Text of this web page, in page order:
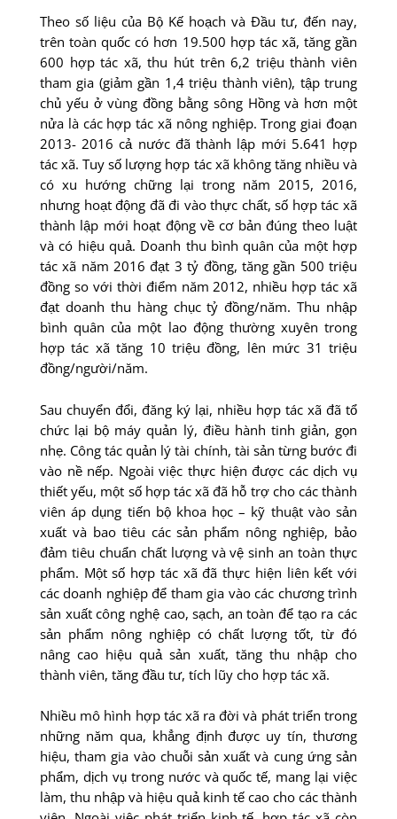
Theo số liệu của Bộ Kế hoạch và Đầu tư, đến nay,
trên toàn quốc có hơn 19.500 hợp tác xã, tăng gần
600 hợp tác xã, thu hút trên 6,2 triệu thành viên
tham gia (giảm gần 1,4 triệu thành viên), tập trung
chủ yếu ở vùng đồng bằng sông Hồng và hơn một
nửa là các hợp tác xã nông nghiệp. Trong giai đoạn
2013- 2016 cả nước đã thành lập mới 5.641 hợp
tác xã. Tuy số lượng hợp tác xã không tăng nhiều và
có xu hướng chững lại trong năm 2015, 2016,
nhưng hoạt động đã đi vào thực chất, số hợp tác xã
thành lập mới hoạt động về cơ bản đúng theo luật
và có hiệu quả. Doanh thu bình quân của một hợp
tác xã năm 2016 đạt 3 tỷ đồng, tăng gần 500 triệu
đồng so với thời điểm năm 2012, nhiều hợp tác xã
đạt doanh thu hàng chục tỷ đồng/năm. Thu nhập
bình quân của một lao động thường xuyên trong
hợp tác xã tăng 10 triệu đồng, lên mức 31 triệu
đồng/người/năm.
Sau chuyển đổi, đăng ký lại, nhiều hợp tác xã đã tổ
chức lại bộ máy quản lý, điều hành tinh giản, gọn
nhẹ. Công tác quản lý tài chính, tài sản từng bước đi
vào nề nếp. Ngoài việc thực hiện được các dịch vụ
thiết yếu, một số hợp tác xã đã hỗ trợ cho các thành
viên áp dụng tiến bộ khoa học – kỹ thuật vào sản
xuất và bao tiêu các sản phẩm nông nghiệp, bảo
đảm tiêu chuẩn chất lượng và vệ sinh an toàn thực
phẩm. Một số hợp tác xã đã thực hiện liên kết với
các doanh nghiệp để tham gia vào các chương trình
sản xuất công nghệ cao, sạch, an toàn để tạo ra các
sản phẩm nông nghiệp có chất lượng tốt, từ đó
nâng cao hiệu quả sản xuất, tăng thu nhập cho
thành viên, tăng đầu tư, tích lũy cho hợp tác xã.
Nhiều mô hình hợp tác xã ra đời và phát triển trong
những năm qua, khẳng định được uy tín, thương
hiệu, tham gia vào chuỗi sản xuất và cung ứng sản
phẩm, dịch vụ trong nước và quốc tế, mang lại việc
làm, thu nhập và hiệu quả kinh tế cao cho các thành